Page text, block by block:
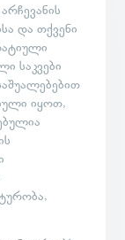
და თქვენი
საკვები
იყოთ,